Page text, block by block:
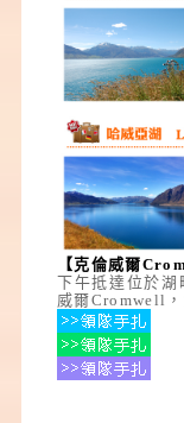
【克倫威爾
下午抵達位於
威爾Cromwell